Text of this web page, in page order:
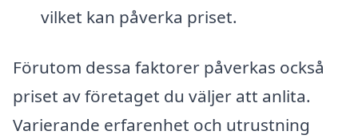
vilket kan påverka priset.
Förutom dessa faktorer påverkas också
priset av företaget du väljer att anlita.
Varierande erfarenhet och utrustning